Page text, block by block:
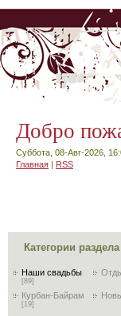
Добро
Суббота, 08-Авг-2026,
Главная | RSS
Категории раздела
Наши свадьбы
[89]
Курбан-Байрам
[19]